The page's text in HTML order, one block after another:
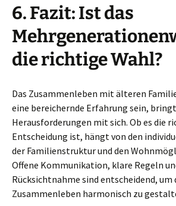
6. Fazit: Ist das
die richtige Wahl?
Das Zusammenleben mit älteren
eine bereichernde Erfahrung sein,
Herausforderungen mit sich. Ob es die
Entscheidung ist, hängt von den
der Familienstruktur und den
Offene Kommunikation, klare Regeln
Rücksichtnahme sind entscheidend, um
Zusammenleben harmonisch zu